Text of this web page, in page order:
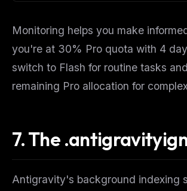
Monitoring helps you make
you're at 30% Pro quota with 4
switch to Flash for routine tasks
remaining Pro allocation for
7. The
Antigravity's background indexing